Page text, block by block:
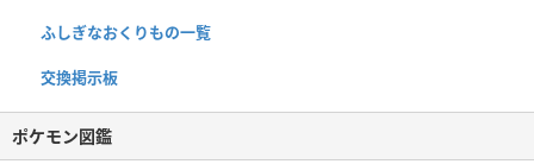
ふしぎなおくりもの一覧
交換掲示板
ポケモン図鑑